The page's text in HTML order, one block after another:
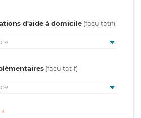
d'aide à domicile